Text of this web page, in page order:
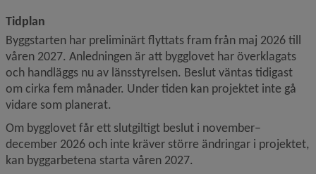
Tidplan
Byggstarten har preliminärt flyttats fram från maj 2026 till
våren 2027. Anledningen är att bygglovet har överklagats
och handläggs nu av länsstyrelsen. Beslut väntas tidigast
om cirka fem månader. Under tiden kan projektet inte gå
vidare som planerat.
Om bygglovet får ett slutgiltigt beslut i november–
december 2026 och inte kräver större ändringar i projektet,
kan byggarbetena starta våren 2027.